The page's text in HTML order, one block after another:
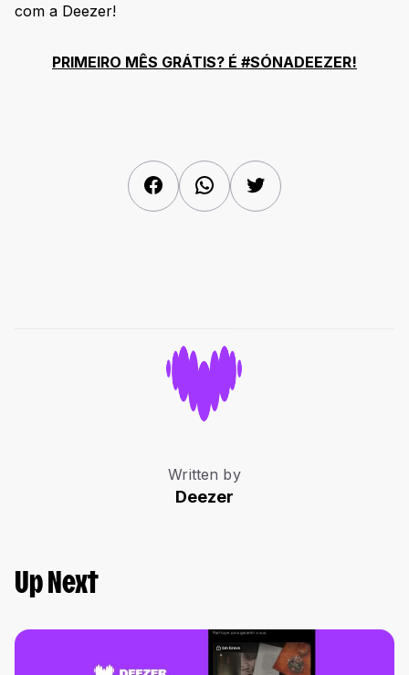
com a Deezer!
PRIMEIRO MÊS GRÁTIS? É #SÓNADEEZER!
FacebookWhatsAppTwitter
Written by
Deezer
Up Next